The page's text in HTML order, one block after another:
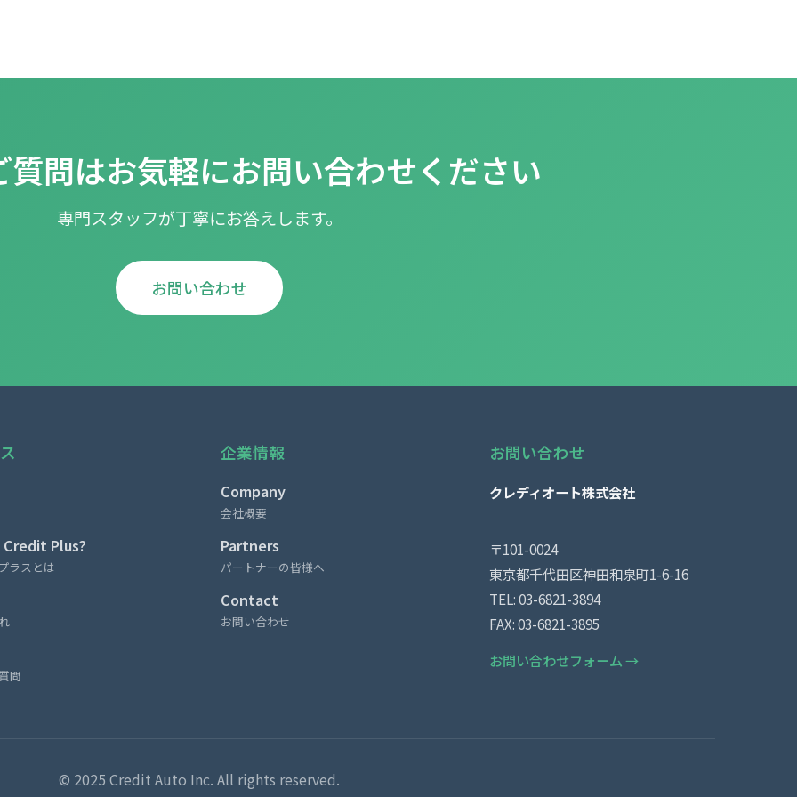
問はお気軽にお問い合わせください
専門スタッフが丁寧にお答えします。
お問い合わせ
Plus?
ラスとは
問
企業情報
Company
会社概要
Partners
パートナーの皆様へ
Contact
お問い合わせ
お問い合わせ
クレディオート株式会社
〒101-0024
東京都千代田区神田和泉町1-6-16
TEL: 03-6821-3894
FAX: 03-6821-3895
お問い合わせフォーム →
© 2025 Credit Auto Inc. All rights reserved.